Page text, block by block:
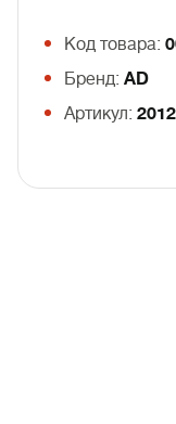
Код товара:
Бренд: AD
Артикул: